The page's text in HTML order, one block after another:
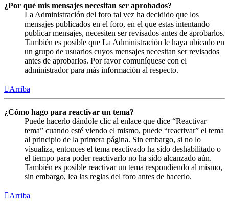
¿Por qué mis mensajes necesitan ser aprobados?
La Administración del foro tal vez ha decidido que los
mensajes publicados en el foro, en el que estas intentando
publicar mensajes, necesiten ser revisados antes de aprobarlos.
También es posible que La Administración le haya ubicado en
un grupo de usuarios cuyos mensajes necesitan ser revisados
antes de aprobarlos. Por favor comuníquese con el
administrador para más información al respecto.
Arriba
¿Cómo hago para reactivar un tema?
Puede hacerlo dándole clic al enlace que dice “Reactivar
tema” cuando esté viendo el mismo, puede “reactivar” el tema
al principio de la primera página. Sin embargo, si no lo
visualiza, entonces el tema reactivado ha sido deshabilitado o
el tiempo para poder reactivarlo no ha sido alcanzado aún.
También es posible reactivar un tema respondiendo al mismo,
sin embargo, lea las reglas del foro antes de hacerlo.
Arriba